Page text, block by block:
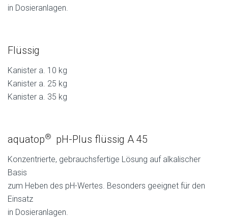
in Dosieranlagen.
Flüssig
Kanister a. 10 kg
Kanister a. 25 kg
Kanister a. 35 kg
aquatop® pH-Plus flüssig A 45
Konzentrierte, gebrauchsfertige Lösung auf alkalischer
Basis
zum Heben des pH-Wertes. Besonders geeignet für den
Einsatz
in Dosieranlagen.